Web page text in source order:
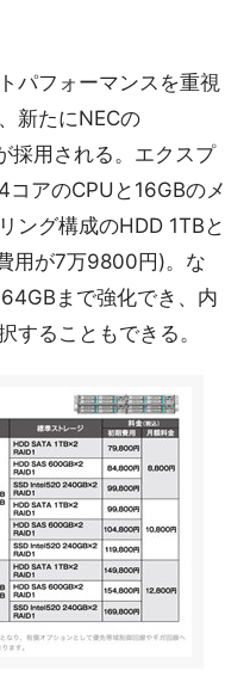
パフォーマンスを重視
新たにNECの
採用される。エクスプ
アのCPUと16GBのメ
ング構成のHDD 1TBと
用が7万9800円)。な
まで強化でき、内
することもできる。